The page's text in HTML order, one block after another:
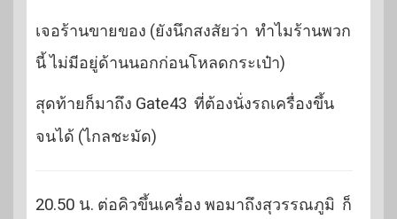
เจอร้านขายของ (ยังนึกสงสัยว่า ทำไมร้านพวก
นี้ ไม่มีอยู่ด้านนอกก่อนโหลดกระเป๋า)
สุดท้ายก็มาถึง Gate43 ที่ต้องนั่งรถเครื่องขึ้น
จนได้ (ไกลชะมัด)
20.50 น. ต่อคิวขึ้นเครื่อง พอมาถึงสุวรรณภูมิ ก็